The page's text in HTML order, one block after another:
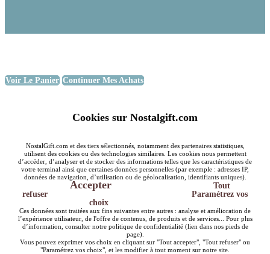
Voir Le Panier Continuer Mes Achats
Cookies sur Nostalgift.com
NostalGift.com et des tiers sélectionnés, notamment des partenaires statistiques,
utilisent des cookies ou des technologies similaires. Les cookies nous permettent
d’accéder, d’analyser et de stocker des informations telles que les caractéristiques de
votre terminal ainsi que certaines données personnelles (par exemple : adresses IP,
données de navigation, d’utilisation ou de géolocalisation, identifiants uniques).
Accepter
Tout
refuser
Paramétrez vos
choix
Ces données sont traitées aux fins suivantes entre autres : analyse et amélioration de
l’expérience utilisateur, de l'offre de contenus, de produits et de services... Pour plus
d’information, consulter notre politique de confidentialité (lien dans nos pieds de
page).
Vous pouvez exprimer vos choix en cliquant sur "Tout accepter", "Tout refuser" ou
"Paramétrez vos choix", et les modifier à tout moment sur notre site.